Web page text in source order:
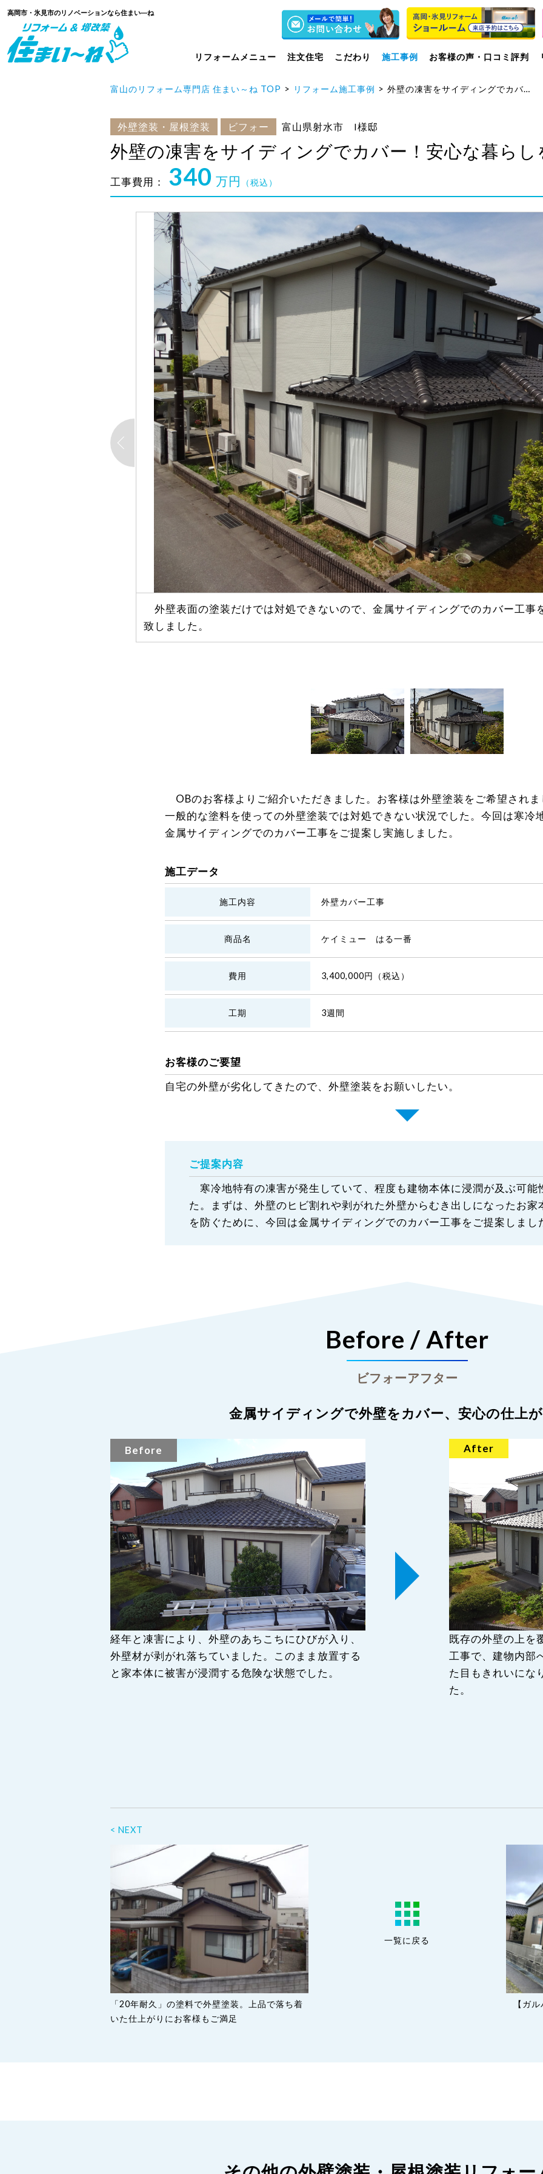
高岡市・氷見市のリノベーションなら住まい―ね
リフォームメニュー 注文住宅 こだわり 施工事例 お客様の声・口コミ評判
富山のリフォーム専門店 住まい～ね TOP リフォーム施工事例 外壁の凍害をサイディングでカバー！安心な暮らしをお届けします。
外壁塗装・屋根塗装 ビフォー 富山県射水市 I様邸
外壁の凍害をサイディングでカバー！安心な暮ら
工事費用： 340 万円 （税込）
外壁表面の塗装だけでは対処できないので、金属サイディングでのカバー工事
致しました。
OBのお客様よりご紹介いただきました。お客様は外壁塗装をご希望され
一般的な塗料を使っての外壁塗装では対処できない状況でした。今回は寒冷
金属サイディングでのカバー工事をご提案し実施しました。
施工データ
施工内容 外壁カバー工事
商品名 ケイミュー はる一番
費用 3,400,000円（税込）
工期 3週間
お客様のご要望
自宅の外壁が劣化してきたので、外壁塗装をお願いしたい。
ご提案内容
寒冷地特有の凍害が発生していて、程度も建物本体に浸潤が及ぶ可能
た。まずは、外壁のヒビ割れや剥がれた外壁からむき出しになったお家
を防ぐために、今回は金属サイディングでのカバー工事をご提案しまし
Before / After
ビフォーアフター
金属サイディングで外壁をカバー、安心の仕上
Before
経年と凍害により、外壁のあちこちにひびが入り、
外壁材が剥がれ落ちていました。このまま放置する
と家本体に被害が浸潤する危険な状態でした。
既存の外壁の上を
工事で、建物内部
た目もきれいにな
た。
< NEXT
「20年耐久」の塗料で外壁塗装。上品で落ち着
いた仕上がりにお客様もご満足
一覧に戻る
【ガ